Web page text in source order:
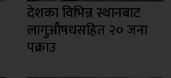
देशका विभिन्न स्थानबाट
लागुऔषधसहित २० जना
पक्राउ